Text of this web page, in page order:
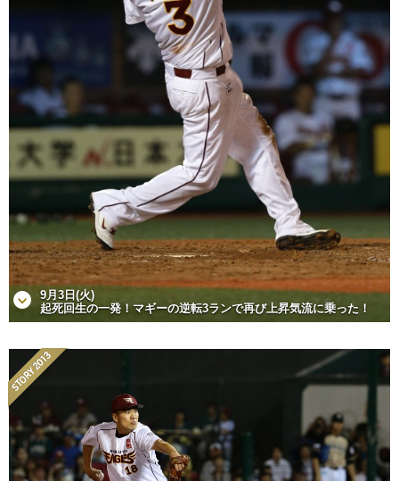
9月3日(火)
起死回生の一発！マギーの逆転3ランで再び上昇気流に乗った！